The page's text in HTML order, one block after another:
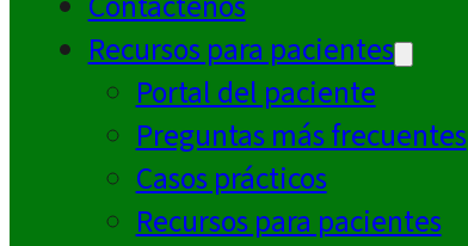
Recursos para pacientes
Portal del paciente
Preguntas más frecuentes
Casos prácticos
Recursos para pacientes